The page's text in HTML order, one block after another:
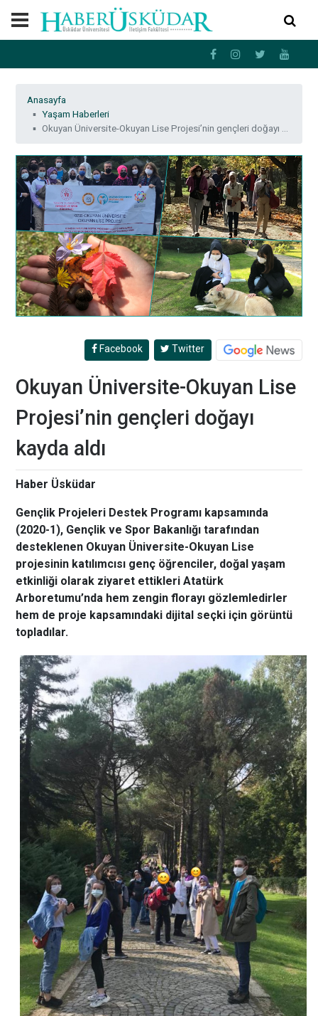
Anasayfa
Yaşam Haberleri
Okuyan Üniversite-Okuyan Lise Projesi’nin gençleri doğayı kayda aldı
Facebook Twitter
Okuyan Üniversite-Okuyan Lise
Projesi’nin gençleri doğayı
kayda aldı
Haber Üsküdar
Gençlik Projeleri Destek Programı kapsamında
(2020-1), Gençlik ve Spor Bakanlığı tarafından
desteklenen Okuyan Üniversite-Okuyan Lise
projesinin katılımcısı genç öğrenciler, doğal yaşam
etkinliği olarak ziyaret ettikleri Atatürk
Arboretumu’nda hem zengin florayı gözlemledirler
hem de proje kapsamındaki dijital seçki için görüntü
topladılar.